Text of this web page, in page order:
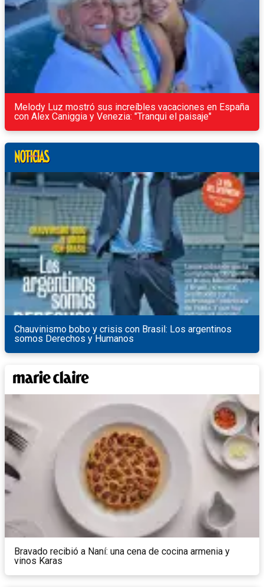
Melody Luz mostró sus increíbles vacaciones en España
con Alex Caniggia y Venezia: "Tranqui el paisaje"
Chauvinismo bobo y crisis con Brasil: Los argentinos
somos Derechos y Humanos
Bravado recibió a Naní: una cena de cocina armenia y
vinos Karas